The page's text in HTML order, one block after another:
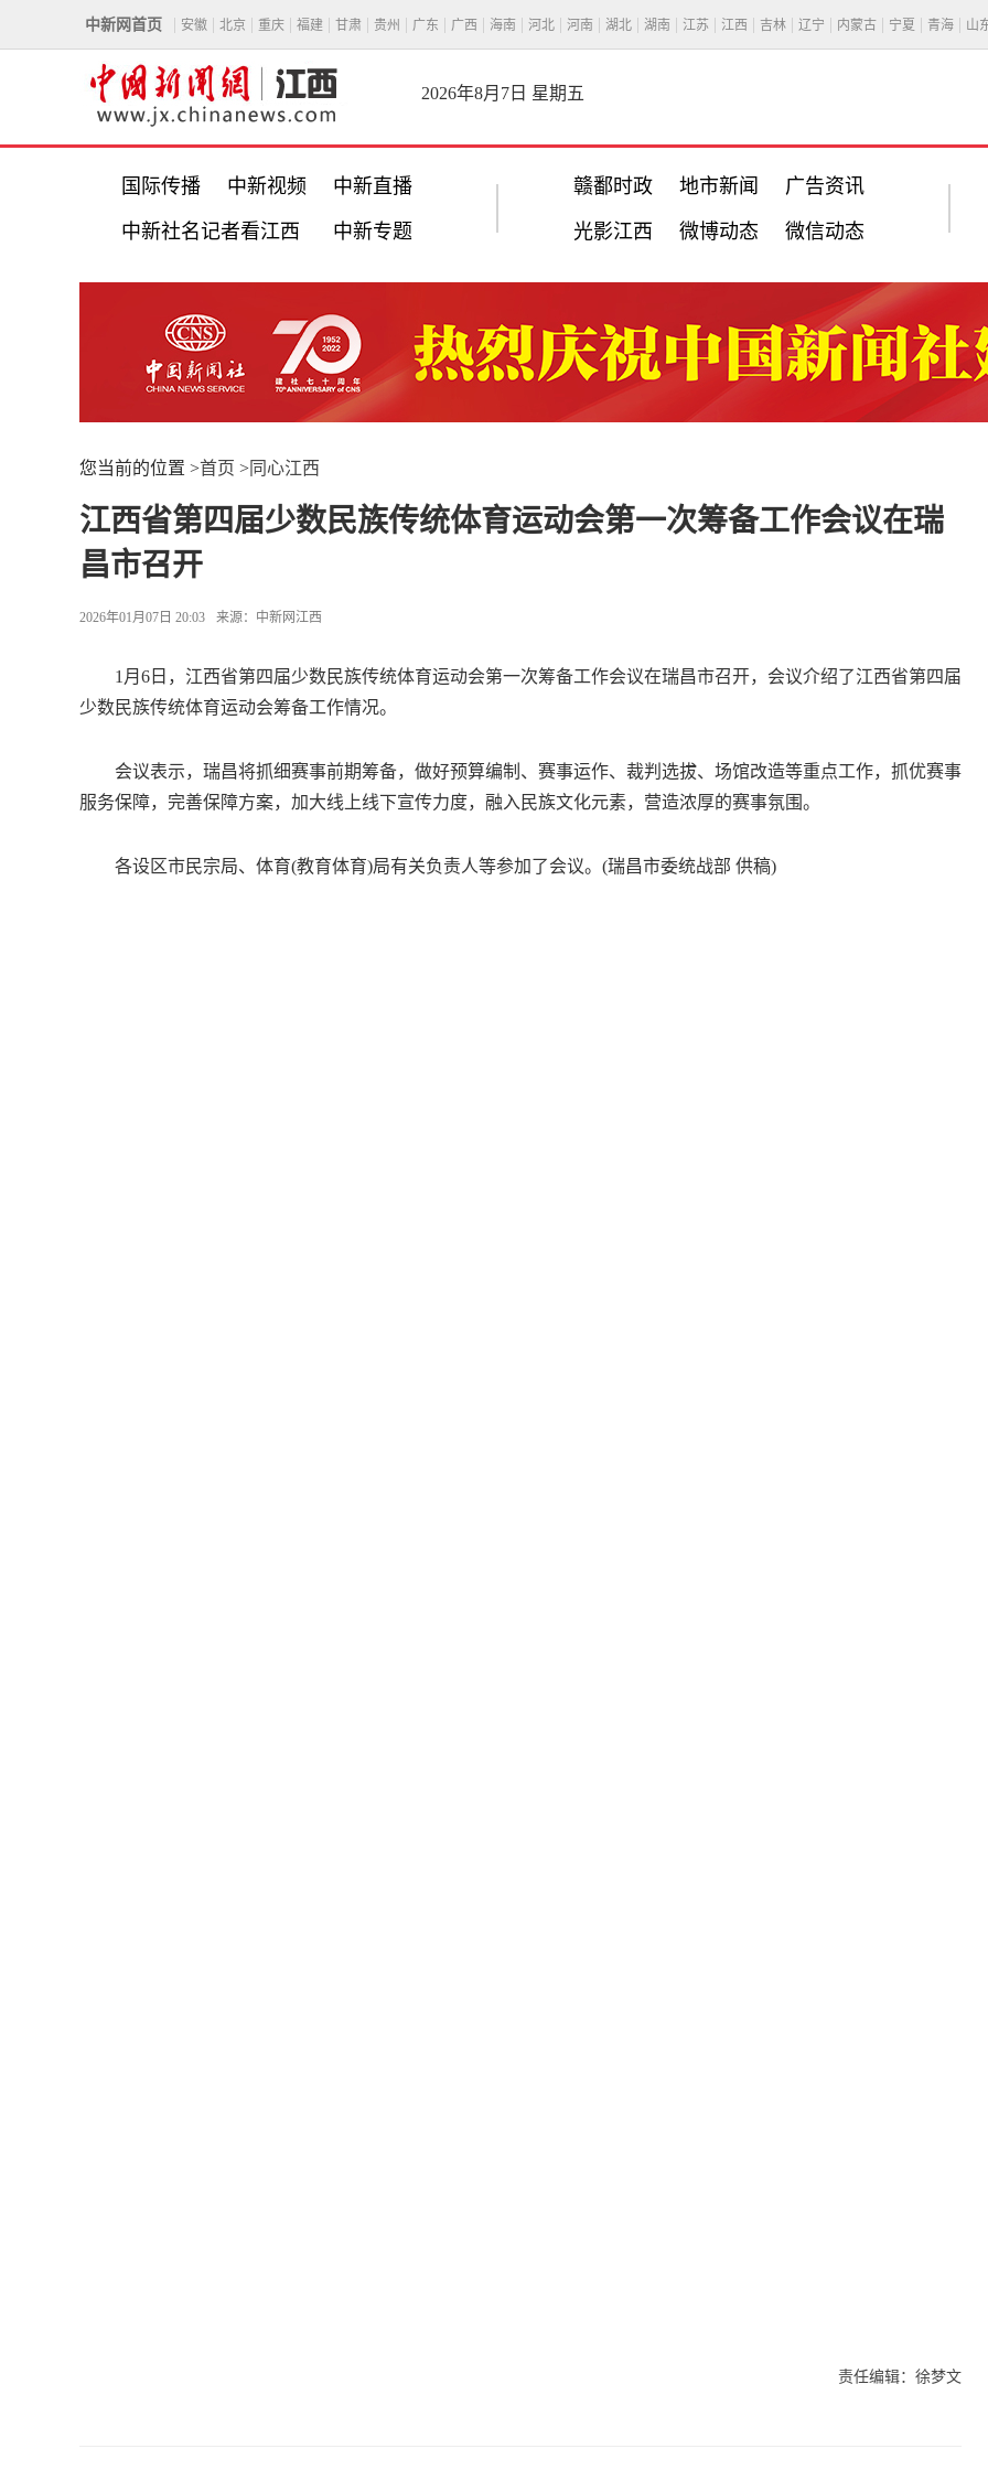
中新网首页 安徽 北京 重庆 福建 甘肃 贵州 广东 广西 海南 河北 河南 湖北 湖南 江苏 江西 吉林 辽宁 内蒙古 宁夏 青海 山
2026年8月7日 星期五
国际传播 中新视频 中新直播
中新社名记者看江西 中新专题
赣鄱时政 地市新闻 广告资讯
光影江西 微博动态 微信动态
您当前的位置 >首页 >同心江西
江西省第四届少数民族传统体育运动会第一次筹备工作会议在瑞
昌市召开
2026年01月07日 20:03 来源： 中新网江西
1月6日，江西省第四届少数民族传统体育运动会第一次筹备工作会议在瑞昌市召开，会议介绍了江西省第四届
少数民族传统体育运动会筹备工作情况。
会议表示，瑞昌将抓细赛事前期筹备，做好预算编制、赛事运作、裁判选拔、场馆改造等重点工作，抓优赛事
服务保障，完善保障方案，加大线上线下宣传力度，融入民族文化元素，营造浓厚的赛事氛围。
各设区市民宗局、体育(教育体育)局有关负责人等参加了会议。(瑞昌市委统战部 供稿)
责任编辑：徐梦文